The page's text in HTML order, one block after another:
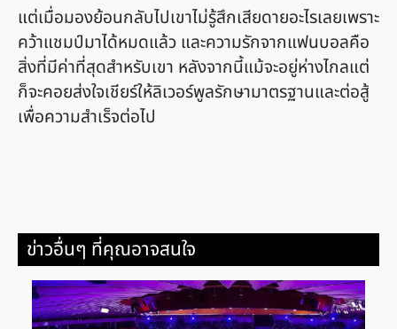
แต่เมื่อมองย้อนกลับไปเขาไม่รู้สึกเสียดายอะไรเลยเพราะ
คว้าแชมป์มาได้หมดแล้ว และความรักจากแฟนบอลคือ
สิ่งที่มีค่าที่สุดสำหรับเขา หลังจากนี้แม้จะอยู่ห่างไกลแต่
ก็จะคอยส่งใจเชียร์ให้ลิเวอร์พูลรักษามาตรฐานและต่อสู้
เพื่อความสำเร็จต่อไป
ข่าวอื่นๆ ที่คุณอาจสนใจ